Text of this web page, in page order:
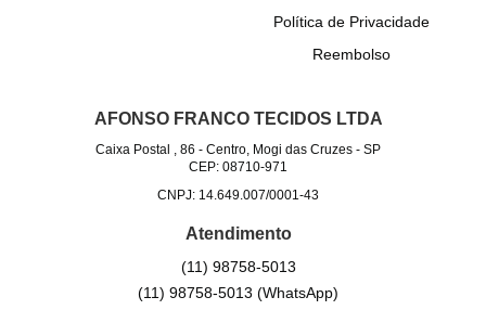
Política de Privacidade
Reembolso
AFONSO FRANCO TECIDOS LTDA
Caixa Postal , 86 -Centro, Mogi das Cruzes -SP
CEP: 08710-971
CNPJ: 14.649.007/0001-43
Atendimento
(11) 98758-5013
(11) 98758-5013(WhatsApp)